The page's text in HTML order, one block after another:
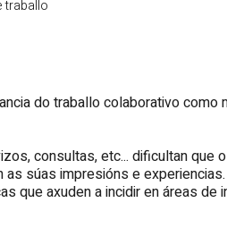
traballo
do traballo colaborativo como
consultas, etc... dificultan que
súas impresións e
que axuden a incidir en áreas de